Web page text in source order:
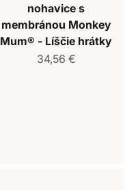
nohavice s
membránou Monkey
Mum® - Líščie hrátky
Predajná cena
34,56 €